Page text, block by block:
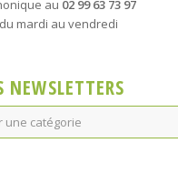
au 02 99 63 73 97
mardi au vendredi
NEWSLETTERS